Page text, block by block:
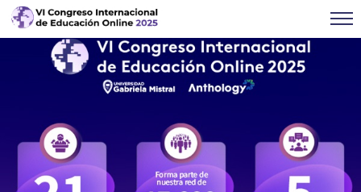
Click acá para ir directamente al contenido
Inicio
Call for papers 2026
2026